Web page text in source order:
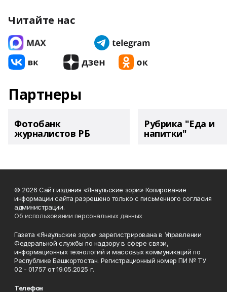
Читайте нас
Партнеры
Фотобанк
журналистов РБ
Рубрика "Еда и
напитки"
© 2026 Сайт издания «Янаульские зори» Копирование
информации сайта разрешено только с письменного согласия
администрации.
Об использовании персональных данных
Газета «Янаульские зори» зарегистрирована в Управлении
Федеральной службы по надзору в сфере связи,
информационных технологий и массовых коммуникаций по
Республике Башкортостан. Регистрационный номер ПИ № ТУ
02 - 01757 от 19.05.2025 г.
Телефон